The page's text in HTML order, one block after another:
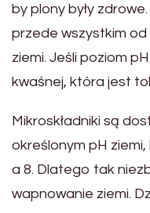
by plony były
przede wszystkim
ziemi. Jeśli poziom
kwaśnej, która jest
Mikroskładniki są
określonym pH
a 8. Dlatego tak
wapnowanie ziemi.